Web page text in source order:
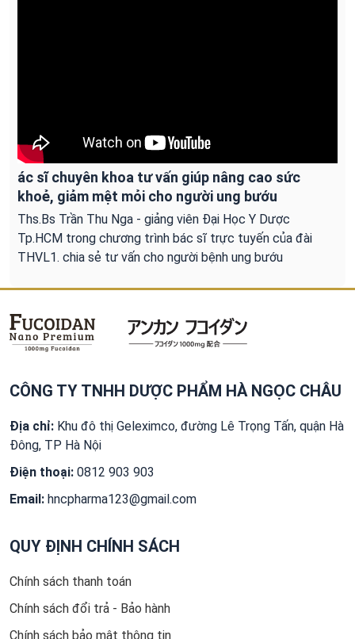
ác sĩ chuyên khoa tư vấn giúp nâng cao sức
khoẻ, giảm mệt mỏi cho người ung bướu
Ths.Bs Trần Thu Nga - giảng viên Đại Học Y Dược
Tp.HCM trong chương trình bác sĩ trực tuyến của đài
THVL1. chia sẻ tư vấn cho người bệnh ung bướu
CÔNG TY TNHH DƯỢC PHẨM HÀ NGỌC CHÂU
Địa chỉ: Khu đô thị Geleximco, đường Lê Trọng Tấn, quận Hà
Đông, TP Hà Nội
Điện thoại: 0812 903 903
Email: hncpharma123@gmail.com
QUY ĐỊNH CHÍNH SÁCH
Chính sách thanh toán
Chính sách đổi trả - Bảo hành
Chính sách bảo mật thông tin